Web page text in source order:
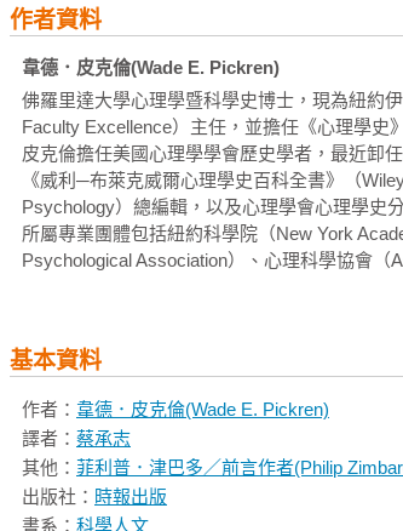
西元1890年／《心理學原理》
西元1890年／心理測驗
西元1892年／美國心理學會
西元1896年／功能心理學
西元1897年／戀母情結
西元1898年／托勒斯海峽探勘隊
西元1898年／迷箱
西元1899年／佩爾曼訓練體系
西元1902年／證詞心理學
西元1903年／工技心理學
西元1903年／古典制約
西元1904年／青少年
西元1904年／文化依賴症候群
西元1905年／性心理發展
西元1905年／《比奈－西蒙智力水平測驗》
迫旁人。我們心中，那些舉動完全不是惡行，
的規範而已。從這樣的成長背景就能清楚看出
開反抗貪腐的終生職志——包括批判迫使美國捲
我在美國心理學學會時期的前同事，韋德．
里程碑，為讀者帶來範圍更廣闊、意義更深遠
展的事件。當然，這部獨一無二的讀物，作
絡，帶我們深度領會構成「人類條件」（
力求更深入認識彼此，了解我們自己。有關一
體液失衡，乃至於反社會人格疾患。二十世紀
造我們行為的威力，其實都勝過我們體認的程度
史丹福監獄實驗的最主要結論之一是，眾多
配一個人的抗拒意願。接著還有個「系統」——
政治、經濟、宗教、歷史和文化母體當中的固
法。然而，多數心理學家對於這種系統性力量
約西元前6500年
顱骨環鑽術
證據顯示，人類最遲在新石器時代就已經開
上鑽孔。這種做法的最早期證據相當古老，得
洲人十分懷疑土著民眾能有辦法施行這種療程
世界流傳甚廣。事實上，法國東北部一處埋葬
6500年）當中，就有四十件帶了顱骨環鑽孔。
古希臘醫學文本有使用顱骨環鑽術來治療頭
處發掘出土。
近代歐洲出土的大量證據在在顯示，顱骨環
到十九世紀，還用了種種更精密的工具，而且
用來治療顱底出血，不過並不稱為顱骨環鑽術。
目前還沒有辦法知道，史前時代為什麼使用
作者資料
韋德．皮克倫(Wade E. Pickren)
佛羅里達大學心理學暨科學史博士，現為紐約
Faculty Excellence）主任，並擔任《心理學史
皮克倫擔任美國心理學學會歷史學者，最近卸
《威利─布萊克威爾心理學史百科全書》（
Psychology）總編輯，以及心理學會心理學史
所屬專業團體包括紐約科學院（New York
Psychological Association）、心理科學協會（
基本資料
作者： 韋德．皮克倫(Wade E. Pickren)
譯者： 蔡承志
其他： 菲利普．津巴多／前言作者(Philip
出版社： 時報出版
書系： 科學人文